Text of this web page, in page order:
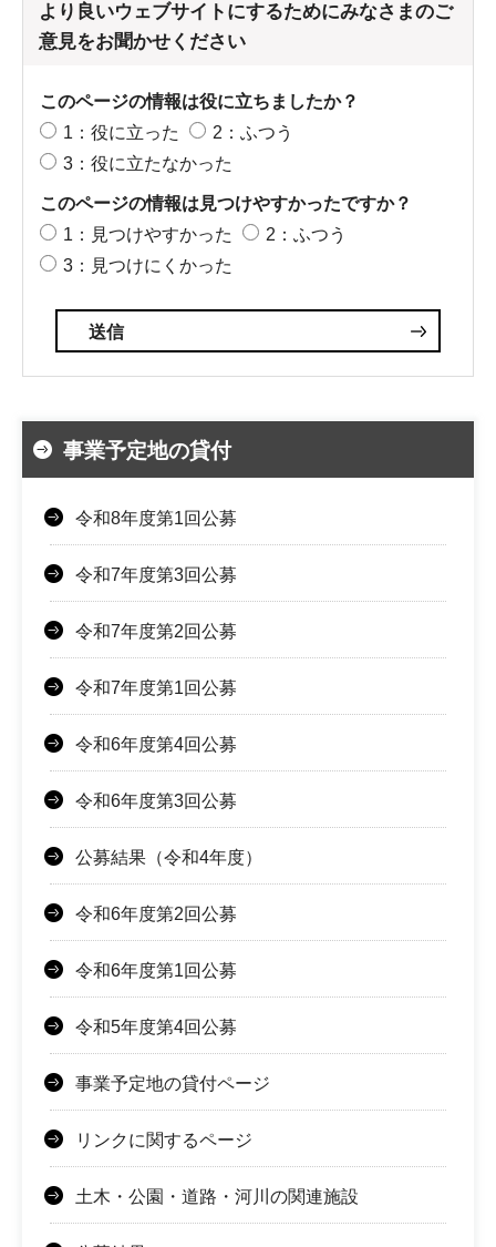
より良いウェブサイトにするためにみなさまのご
意見をお聞かせください
このページの情報は役に立ちましたか？
1：役に立った
2：ふつう
3：役に立たなかった
このページの情報は見つけやすかったですか？
1：見つけやすかった
2：ふつう
3：見つけにくかった
事業予定地の貸付
令和8年度第1回公募
令和7年度第3回公募
令和7年度第2回公募
令和7年度第1回公募
令和6年度第4回公募
令和6年度第3回公募
公募結果（令和4年度）
令和6年度第2回公募
令和6年度第1回公募
令和5年度第4回公募
事業予定地の貸付ページ
リンクに関するページ
土木・公園・道路・河川の関連施設